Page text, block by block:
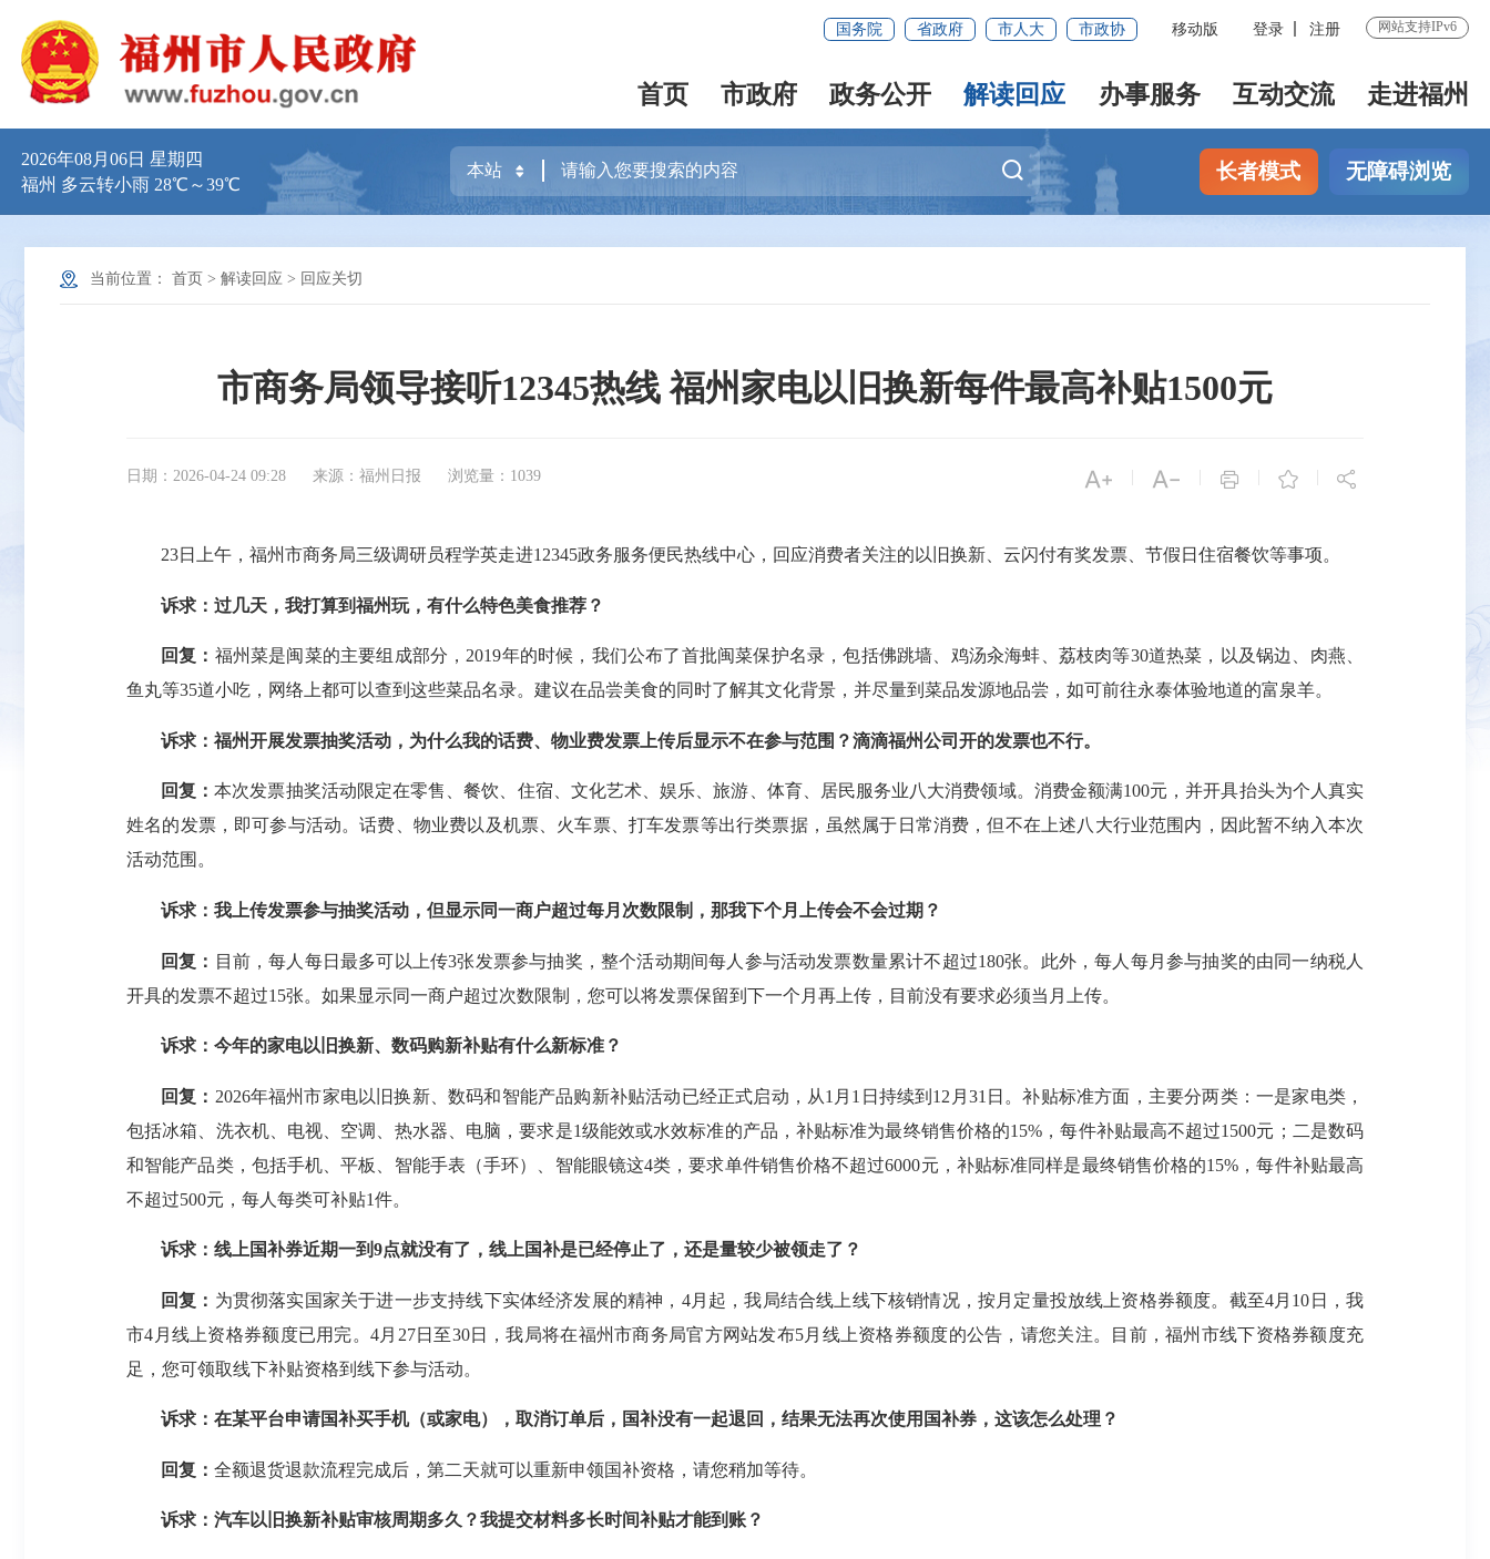
国务院 省政府 市人大 市政协 移动版 登录 注册 网站支持IPv6
首页 市政府 政务公开 解读回应 办事服务 互动交流 走进福州
2026年08月06日 星期四
福州 多云转小雨 28℃～39℃
长者模式 无障碍浏览
当前位置： 首页 > 解读回应 > 回应关切
市商务局领导接听12345热线 福州家电以旧换新每件最高补贴1500元
日期：2026-04-24 09:28 来源：福州日报 浏览量：1039  |  |  |  | 
23日上午，福州市商务局三级调研员程学英走进12345政务服务便民热线中心，回应消费者关注的以旧换新、云闪付有奖发票、节假日住宿餐饮等事项。
诉求：过几天，我打算到福州玩，有什么特色美食推荐？
回复： 福州菜是闽菜的主要组成部分，2019年的时候，我们公布了首批闽菜保护名录，包括佛跳墙、鸡汤汆海蚌、荔枝肉等30道热菜，以及锅边、肉燕、
鱼丸等35道小吃，网络上都可以查到这些菜品名录。建议在品尝美食的同时了解其文化背景，并尽量到菜品发源地品尝，如可前往永泰体验地道的富泉羊。
诉求：福州开展发票抽奖活动，为什么我的话费、物业费发票上传后显示不在参与范围？滴滴福州公司开的发票也不行。
回复：本次发票抽奖活动限定在零售、餐饮、住宿、文化艺术、娱乐、旅游、体育、居民服务业八大消费领域。消费金额满100元，并开具抬头为个人真实
姓名的发票，即可参与活动。话费、物业费以及机票、火车票、打车发票等出行类票据，虽然属于日常消费，但不在上述八大行业范围内，因此暂不纳入本次
活动范围。
诉求：我上传发票参与抽奖活动，但显示同一商户超过每月次数限制，那我下个月上传会不会过期？
回复： 目前，每人每日最多可以上传3张发票参与抽奖，整个活动期间每人参与活动发票数量累计不超过180张。此外，每人每月参与抽奖的由同一纳税人
开具的发票不超过15张。如果显示同一商户超过次数限制，您可以将发票保留到下一个月再上传，目前没有要求必须当月上传。
诉求：今年的家电以旧换新、数码购新补贴有什么新标准？
回复： 2026年福州市家电以旧换新、数码和智能产品购新补贴活动已经正式启动，从1月1日持续到12月31日。补贴标准方面，主要分两类：一是家电类，
包括冰箱、洗衣机、电视、空调、热水器、电脑，要求是1级能效或水效标准的产品，补贴标准为最终销售价格的15%，每件补贴最高不超过1500元；二是数码
和智能产品类，包括手机、平板、智能手表（手环）、智能眼镜这4类，要求单件销售价格不超过6000元，补贴标准同样是最终销售价格的15%，每件补贴最高
不超过500元，每人每类可补贴1件。
诉求：线上国补券近期一到9点就没有了，线上国补是已经停止了，还是量较少被领走了？
回复： 为贯彻落实国家关于进一步支持线下实体经济发展的精神，4月起，我局结合线上线下核销情况，按月定量投放线上资格券额度。截至4月10日，我
市4月线上资格券额度已用完。4月27日至30日，我局将在福州市商务局官方网站发布5月线上资格券额度的公告，请您关注。目前，福州市线下资格券额度充
足，您可领取线下补贴资格到线下参与活动。
诉求：在某平台申请国补买手机（或家电），取消订单后，国补没有一起退回，结果无法再次使用国补券，这该怎么处理？
回复： 全额退货退款流程完成后，第二天就可以重新申领国补资格，请您稍加等待。
诉求：汽车以旧换新补贴审核周期多久？我提交材料多长时间补贴才能到账？